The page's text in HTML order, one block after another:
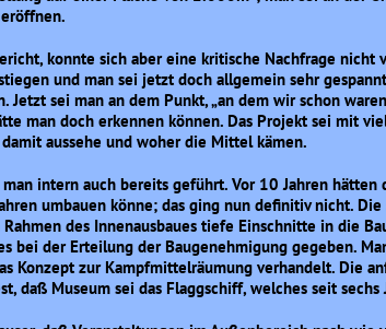
konnte sich aber eine kritische Nachfrage nicht
und man sei jetzt doch allgemein sehr
sei man an dem Punkt, „an dem wir schon
man doch erkennen können. Das Projekt sei mit
aussehe und woher die Mittel kämen.
intern auch bereits geführt. Vor 10 Jahren hätten
umbauen könne; das ging nun definitiv nicht. Die
des Innenausbaues tiefe Einschnitte in die
bei der Erteilung der Baugenehmigung gegeben.
Konzept zur Kampfmittelräumung verhandelt. Die
daß Museum sei das Flaggschiff, welches seit sechs